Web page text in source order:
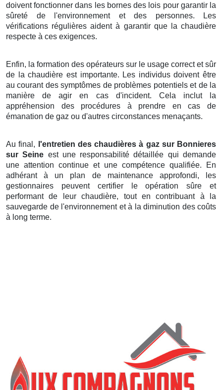
doivent fonctionner dans les bornes des lois pour garantir la
sûreté de l'environnement et des personnes. Les
vérifications régulières aident à garantir que la chaudière
respecte à ces exigences.
Enfin, la formation des opérateurs sur le usage correct et sûr
de la chaudière est importante. Les individus doivent être
au courant des symptômes de problèmes potentiels et de la
manière de agir en cas d'incident. Cela inclut la
appréhension des procédures à prendre en cas de
émanation de gaz ou d'autres circonstances menaçants.
Au final,
l'entretien des chaudières à gaz sur Bonnieres
sur Seine est une responsabilité détaillée qui demande
une attention continue et une compétence qualifiée. En
adhérant à un plan de maintenance approfondi, les
gestionnaires peuvent certifier le opération sûre et
performant de leur chaudière, tout en contribuant à la
sauvegarde de l'environnement et à la diminution des coûts
à long terme.